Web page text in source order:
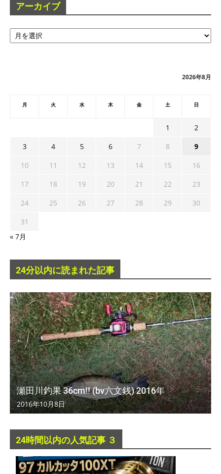
アーカイブ
ア
ー
2026年8月
月 火 水 木 金 土 日
1
2
3
4 5 6 7 8
9
10
11 12 13 14 15
16
17
18 19 20 21 22
23
24
25 26 27 28 29
30
31
« 7月
24分以内に読まれた記事
瀬田川釣果 36cm!! (bv六文銭) 2016年
2016年10月8日
24時間以内の人気記事 ３